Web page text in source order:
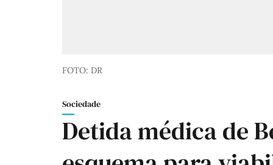
FOTO: DR
Sociedade
Detida médica de